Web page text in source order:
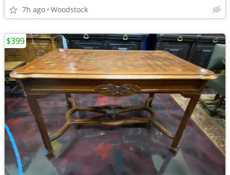
7h ago Woodstock
$399